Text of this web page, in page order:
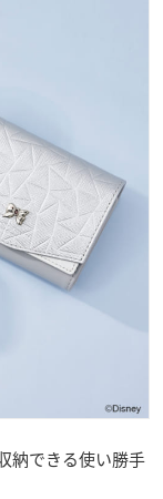
納できる使い勝手